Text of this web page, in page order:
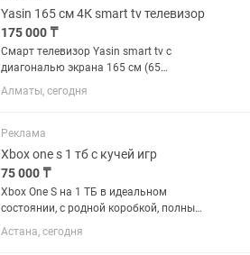
Yasin 165 см 4К smart tv телевизор
175 000 ₸
Смарт телевизор Yasin smart tv с
диагональю экрана 165 см (65
дюймов). Операционная система
Webos (LG). Пульт джойстик с указкой и
цифровой тюнер с 25 бесплатными...
Алматы, сегодня
Реклама
Xbox one s 1 тб с кучей игр
75 000 ₸
Xbox One S на 1 ТБ в идеальном
состоянии, с родной коробкой, полным
комплектом и кучей игр. В комплекте
сразу два оригинальных геймпада —
Астана, сегодня